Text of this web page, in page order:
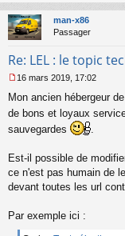
u
man-x86
Passager
Re: LEL : le topic
e
s
a
e
n
u
16 mars 2019, 17:02
Mon ancien hébergeur
de bons et loyaux
sauvegardes
Est-il possible de
ce n'est pas humain de
devant toutes les url
Par exemple ici :